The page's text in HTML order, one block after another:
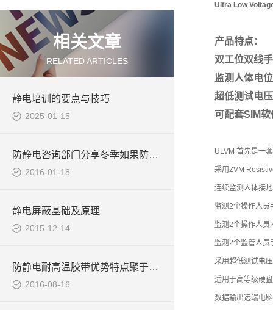
相关文章
RELATED ARTICLES
静电培训的要点与技巧
2025-01-15
防静电咨询部门分享冬季如果防静电妙招
2016-01-18
静电屏蔽基础及原理
2015-12-14
防静电耐高温胶带优势特点聚于一身
2016-08-16
Ultra Low
产品特点：
双工位双线
监测人体电
超低测试电
可配套SIM
ULVM 首先是一
采用ZVM
连续监测人体接
监测2个操作人员
监测2个操作人员
监测2个监管人员
采用超低测试电
适用于高等级硬
数据输出远端电